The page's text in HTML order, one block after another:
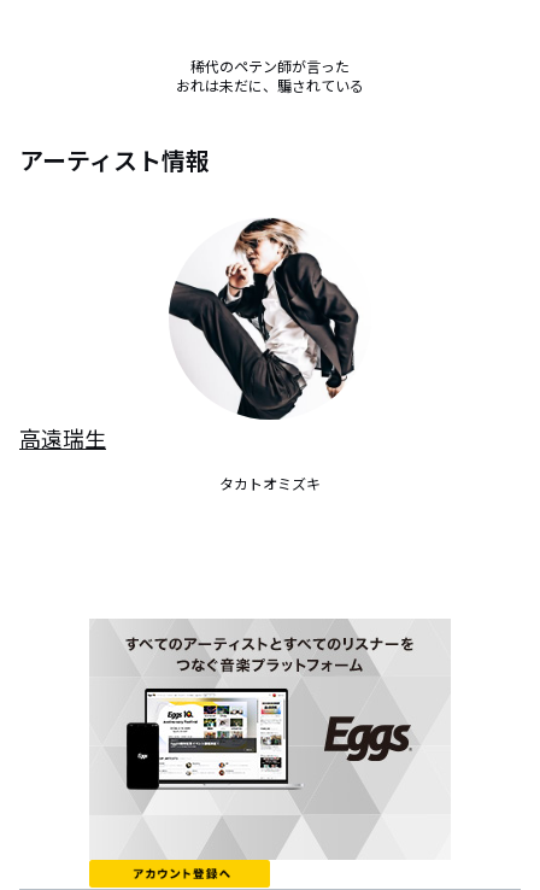
稀代のペテン師が言った
おれは未だに、騙されている
アーティスト情報
高遠瑞生
タカトオミズキ